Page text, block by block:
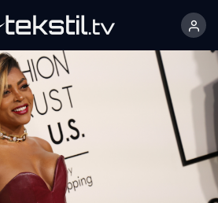
Eşofman Takımlarıyla Spor